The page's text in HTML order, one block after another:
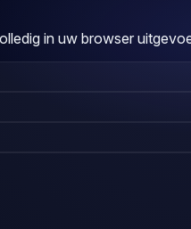
in uw browser